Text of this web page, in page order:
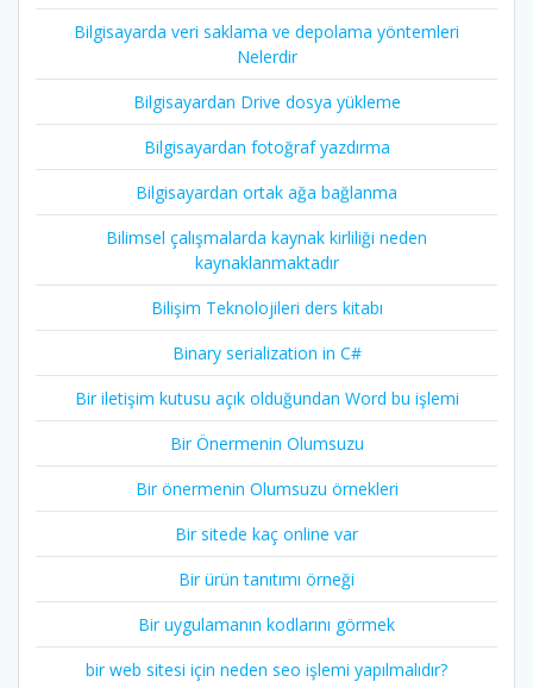
Bilgisayarda veri saklama ve depolama yöntemleri
Nelerdir
Bilgisayardan Drive dosya yükleme
Bilgisayardan fotoğraf yazdırma
Bilgisayardan ortak ağa bağlanma
Bilimsel çalışmalarda kaynak kirliliği neden
kaynaklanmaktadır
Bilişim Teknolojileri ders kitabı
Binary serialization in C#
Bir iletişim kutusu açık olduğundan Word bu işlemi
Bir Önermenin Olumsuzu
Bir önermenin Olumsuzu örnekleri
Bir sitede kaç online var
Bir ürün tanıtımı örneği
Bir uygulamanın kodlarını görmek
bir web sitesi için neden seo işlemi yapılmalıdır?